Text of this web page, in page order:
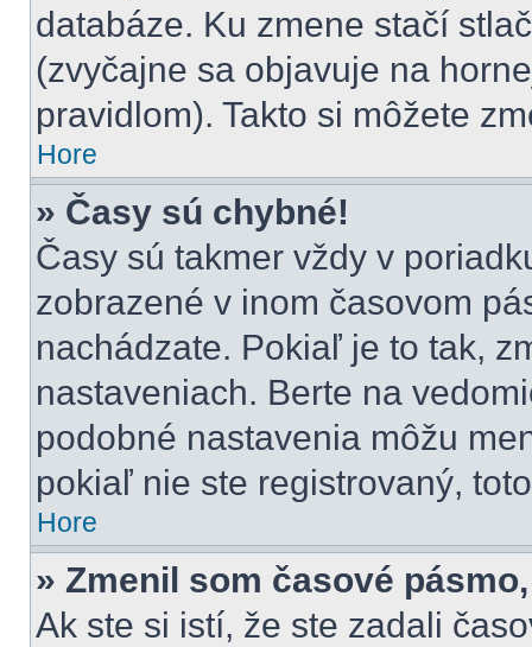
databáze. Ku zmene stačí
(zvyčajne sa objavuje na
pravidlom). Takto si môžete
Hore
» Časy sú chybné!
Časy sú takmer vždy v
zobrazené v inom časovom
nachádzate. Pokiaľ je to tak,
nastaveniach. Berte na
podobné nastavenia môžu
pokiaľ nie ste registrovaný,
Hore
» Zmenil som časové
Ak ste si istí, že ste zadali